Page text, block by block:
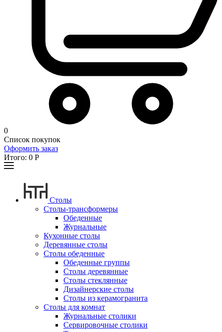
0
Список покупок
Оформить заказ
Итого: 0 Р
Столы
Столы-трансформеры
Обеденные
Журнальные
Кухонные столы
Деревянные столы
Столы обеденные
Обеденные группы
Столы деревянные
Столы стеклянные
Дизайнерские столы
Столы из керамогранита
Столы для комнат
Журнальные столики
Сервировочные столики